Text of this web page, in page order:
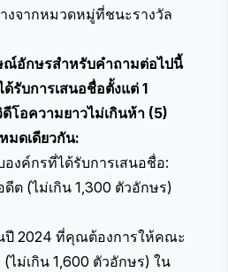
งจากหมวดหมู่ที่ชนะรางวัล
ณ์อักษรสำหรับคำถามต่อไปนี้
รับการเสนอชื่อตั้งแต่ 1
โอความยาวไม่เกินห้า (5)
มดเดียวกัน:
องค์กรที่ได้รับการเสนอชื่อ:
ต (ไม่เกิน 1,300 ตัวอักษร)
ปี 2024 ที่คุณต้องการให้คณะ
ไม่เกิน 1,600 ตัวอักษร) ​​ใน